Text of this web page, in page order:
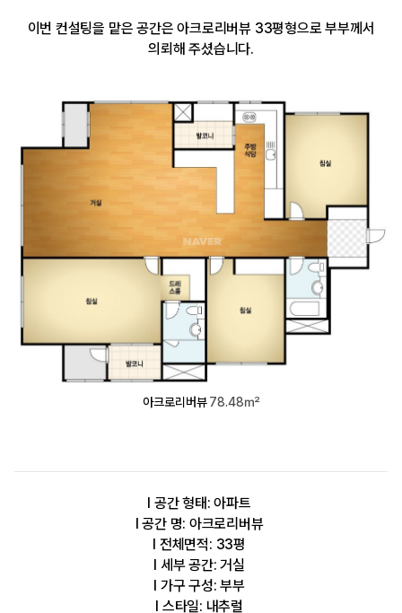
이번 컨설팅을 맡은 공간은 아크로리버뷰 33평형으로 부부께서
의뢰해 주셨습니다.
아크로리버뷰 78.48㎡
l 공간 형태: 아파트
l 공간 명: 아크로리버뷰
l 전체면적: 33평
l 세부 공간: 거실
l 가구 구성: 부부
l 스타일: 내추럴